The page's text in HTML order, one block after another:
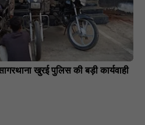
खुरई पुलिस की बड़ी कार्यवाही